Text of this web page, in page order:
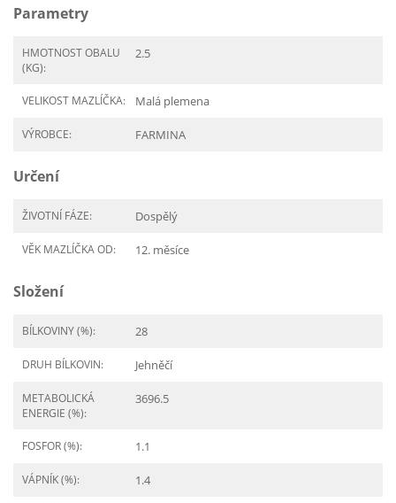
Parametry
HMOTNOST OBALU
(KG):
2.5
VELIKOST MAZLÍČKA: Malá plemena
VÝROBCE: FARMINA
Určení
ŽIVOTNÍ FÁZE: Dospělý
VĚK MAZLÍČKA OD: 12. měsíce
Složení
BÍLKOVINY (%): 28
DRUH BÍLKOVIN: Jehněčí
METABOLICKÁ
ENERGIE (%):
3696.5
FOSFOR (%): 1.1
VÁPNÍK (%): 1.4